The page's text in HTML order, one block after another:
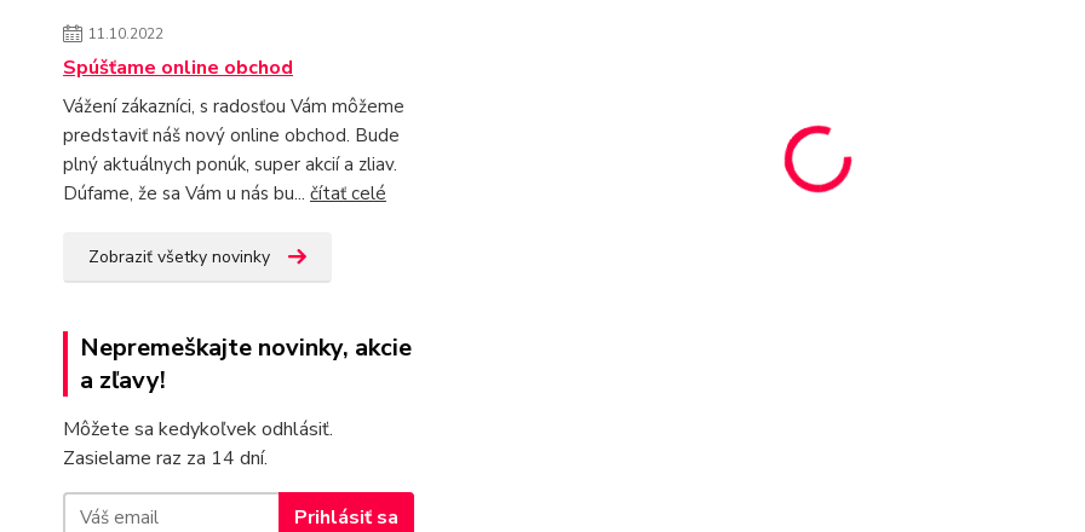
11.10.2022
Spúšťame online obchod
Vážení zákazníci, s radosťou Vám môžeme
predstaviť náš nový online obchod. Bude
plný aktuálnych ponúk, super akcií a zliav.
Dúfame, že sa Vám u nás bu... čítať celé
Zobraziť všetky novinky
Nepremeškajte novinky, akcie
a zľavy!
Môžete sa kedykoľvek odhlásiť.
Zasielame raz za 14 dní.
Prihlásiť sa